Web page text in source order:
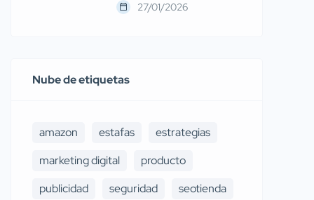
27/01/2026
Nube de etiquetas
amazon estafas
estrategias
marketing digital
producto
publicidad
seguridad
seotienda